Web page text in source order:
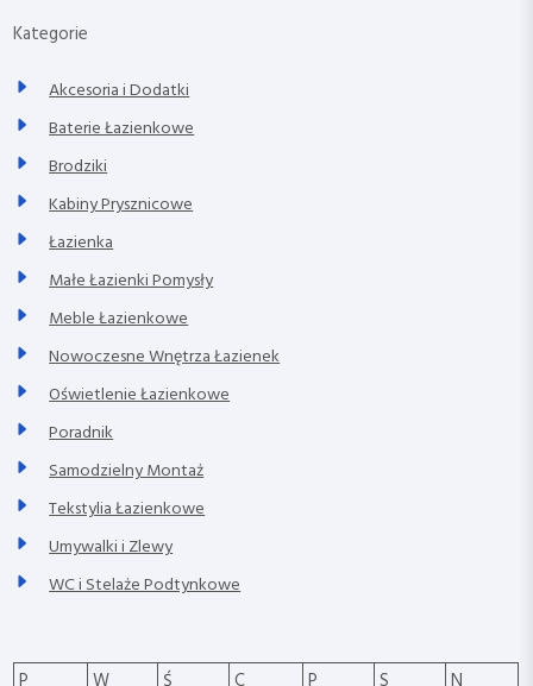
Kategorie
Akcesoria i Dodatki
Baterie Łazienkowe
Brodziki
Kabiny Prysznicowe
Łazienka
Małe Łazienki Pomysły
Meble Łazienkowe
Nowoczesne Wnętrza Łazienek
Oświetlenie Łazienkowe
Poradnik
Samodzielny Montaż
Tekstylia Łazienkowe
Umywalki i Zlewy
WC i Stelaże Podtynkowe